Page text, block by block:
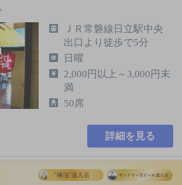
ＪＲ常磐線日立駅中央
出口より徒歩で5分
日曜
2,000円以上～3,000円未
満
50席
詳細を見る